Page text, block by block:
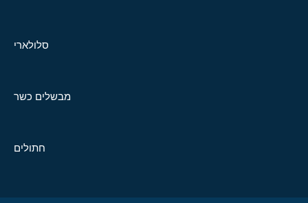
סלולארי
מבשלים כשר
חתולים